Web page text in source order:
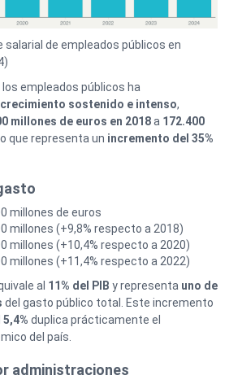
salarial de empleados públicos en
empleados públicos ha
crecimiento sostenido e intenso,
millones de euros en 2018a 172.400
que representa un incremento del 35%
millones de euros
millones (+9,8% respecto a 2018)
millones (+10,4% respecto a 2020)
millones (+11,4% respecto a 2022)
al 11% del PIB y representa uno de
del gasto público total. Este incremento
5,4% duplica prácticamente el
del país.
administraciones